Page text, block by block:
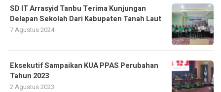
SD IT Arrasyid Tanbu Terima Kunjungan
Delapan Sekolah Dari Kabupaten Tanah Laut
7 Agustus 2024
Eksekutif Sampaikan KUA PPAS Perubahan
Tahun 2023
2 Agustus 2023